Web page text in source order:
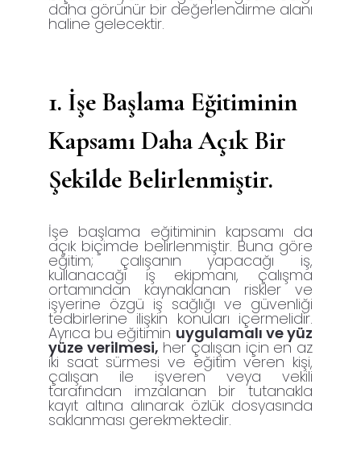
daha görünür bir değerlendirme alanı
haline gelecektir.
1. İşe Başlama Eğitiminin
Kapsamı Daha Açık Bir
Şekilde Belirlenmiştir.
İşe başlama eğitiminin kapsamı da
açık biçimde belirlenmiştir. Buna göre
eğitim; çalışanın yapacağı iş,
kullanacağı iş ekipmanı, çalışma
ortamından kaynaklanan riskler ve
işyerine özgü iş sağlığı ve güvenliği
tedbirlerine ilişkin konuları içermelidir.
Ayrıca bu eğitimin uygulamalı ve yüz
yüze verilmesi, her çalışan için en az
iki saat sürmesi ve eğitim veren kişi,
çalışan ile işveren veya vekili
tarafından imzalanan bir tutanakla
kayıt altına alınarak özlük dosyasında
saklanması gerekmektedir.